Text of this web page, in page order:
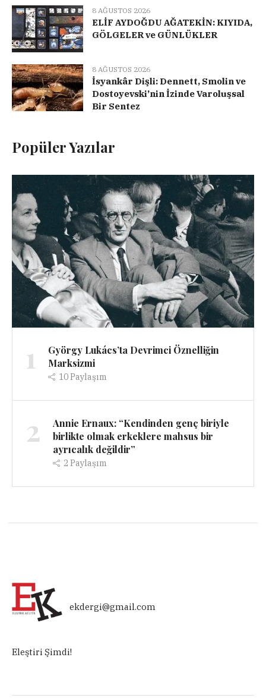
8 AĞUSTOS 2026
ELİF AYDOĞDU AĞATEKİN: KIYIDA,
GÖLGELER ve GÜNLÜKLER
8 AĞUSTOS 2026
İsyankâr Dişli: Dennett, Smolin ve
Dostoyevski’nin İzinde Varoluşsal
Bir Sentez
Popüler Yazılar
1
György Lukács’ta Devrimci Öznelliğin
Marksizmi
10Paylaşım
2
Annie Ernaux: “Kendinden genç biriyle
birlikte olmak erkeklere mahsus bir
ayrıcalık değildir”
2 Paylaşım
ekdergi@gmail.com
Eleştiri Şimdi!